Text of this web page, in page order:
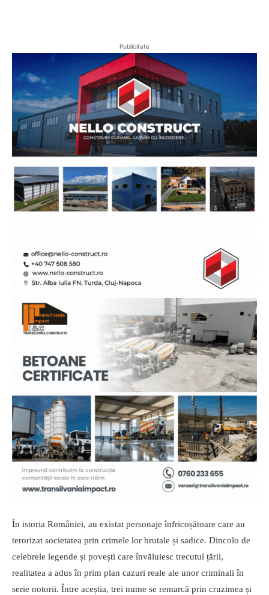
Publicitate
În istoria României, au existat personaje înfricoșătoare care au
terorizat societatea prin crimele lor brutale și sadice. Dincolo de
celebrele legende și povești care învăluiesc trecutul țării,
realitatea a adus în prim plan cazuri reale ale unor criminali în
serie notorii. Între aceștia, trei nume se remarcă prin cruzimea și